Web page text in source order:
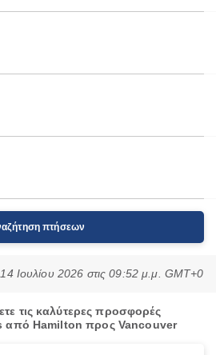
πτήσεων
14 Ιουλίου 2026 στις 09:52 μ.μ. GMT+0
τις καλύτερες προσφορές
από Hamilton προς Vancouver